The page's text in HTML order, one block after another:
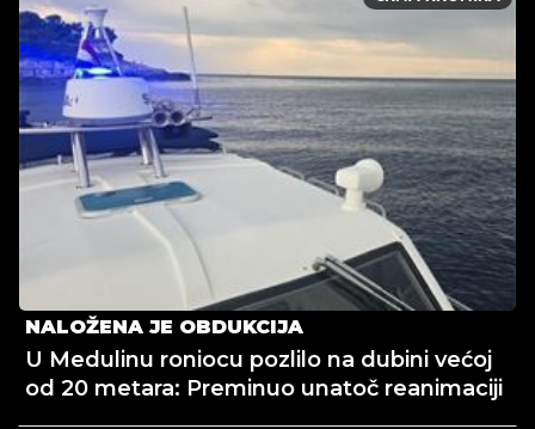
NALOŽENA JE OBDUKCIJA
U Medulinu roniocu pozlilo na dubini većoj
od 20 metara: Preminuo unatoč reanimaciji